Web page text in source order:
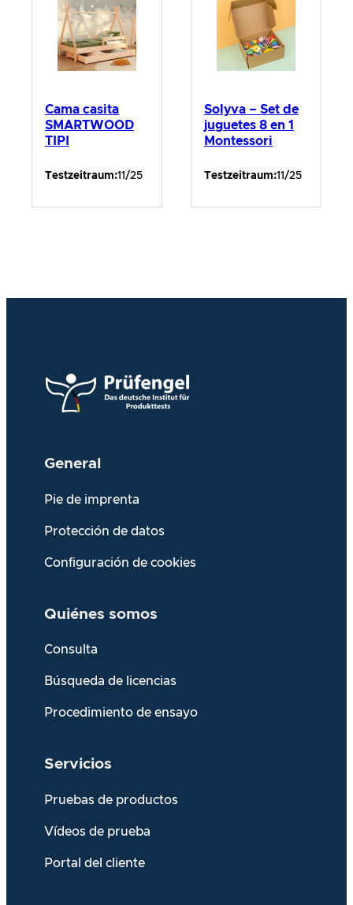
Cama casita
SMARTWOOD
TIPI
Testzeitraum:11/25
Solyva – Set de
juguetes 8 en 1
Montessori
Testzeitraum:11/25
General
Pie de imprenta
Protección de datos
Configuración de cookies
Quiénes somos
Consulta
Búsqueda de licencias
Procedimiento de ensayo
Servicios
Pruebas de productos
Vídeos de prueba
Portal del cliente